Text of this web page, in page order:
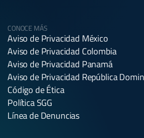
CONOCE MÁS
Aviso de Privacidad México
Aviso de Privacidad Colombia
Aviso de Privacidad Panamá
Aviso de Privacidad República
Código de Ética
Política SGG
Línea de Denuncias